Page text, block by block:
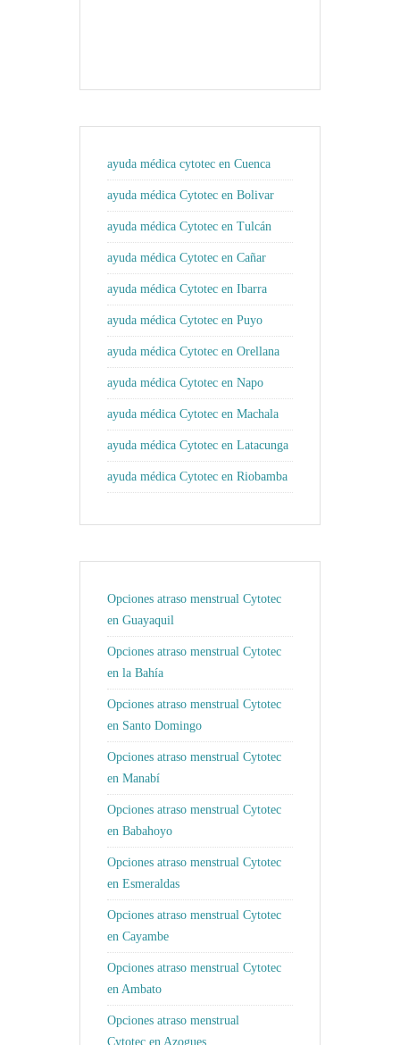
ayuda médica cytotec en Cuenca
ayuda médica Cytotec en Bolivar
ayuda médica Cytotec en Tulcán
ayuda médica Cytotec en Cañar
ayuda médica Cytotec en Ibarra
ayuda médica Cytotec en Puyo
ayuda médica Cytotec en Orellana
ayuda médica Cytotec en Napo
ayuda médica Cytotec en Machala
ayuda médica Cytotec en Latacunga
ayuda médica Cytotec en Riobamba
Opciones atraso menstrual Cytotec
en Guayaquil
Opciones atraso menstrual Cytotec
en la Bahía
Opciones atraso menstrual Cytotec
en Santo Domingo
Opciones atraso menstrual Cytotec
en Manabí
Opciones atraso menstrual Cytotec
en Babahoyo
Opciones atraso menstrual Cytotec
en Esmeraldas
Opciones atraso menstrual Cytotec
en Cayambe
Opciones atraso menstrual Cytotec
en Ambato
Opciones atraso menstrual
Cytotec en Azogues